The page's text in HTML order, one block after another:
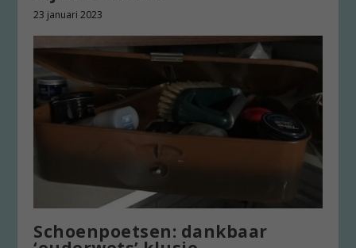
23 januari 2023
Schoenpoetsen: dankbaar